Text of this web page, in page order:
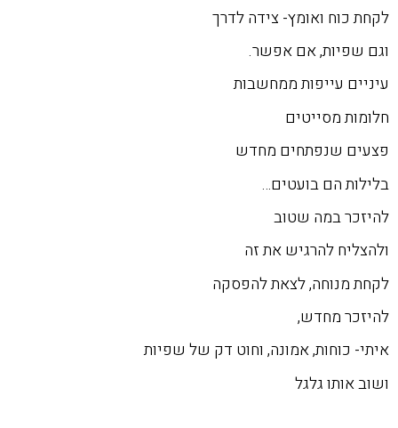
לקחת כוח ואומץ- צידה לדרך
וגם שפיות, אם אפשר.
עיניים עייפות ממחשבות
חלומות מסייטים
פצעים שנפתחים מחדש
בלילות הם בועטים…
להיזכר במה שטוב
ולהצליח להרגיש את זה
לקחת מנוחה, לצאת להפסקה
להיזכר מחדש,
איתי- כוחות, אמונה, וחוט דק של שפיות
ושוב אותו גלגל